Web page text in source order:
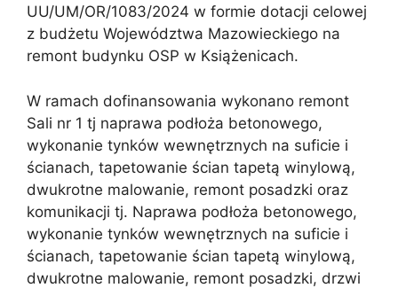
UU/UM/OR/1083/2024 w formie dotacji celowej
z budżetu Województwa Mazowieckiego na
remont budynku OSP w Książenicach.
W ramach dofinansowania wykonano remont
Sali nr 1 tj naprawa podłoża betonowego,
wykonanie tynków wewnętrznych na suficie i
ścianach, tapetowanie ścian tapetą winylową,
dwukrotne malowanie, remont posadzki oraz
komunikacji tj. Naprawa podłoża betonowego,
wykonanie tynków wewnętrznych na suficie i
ścianach, tapetowanie ścian tapetą winylową,
dwukrotne malowanie, remont posadzki, drzwi